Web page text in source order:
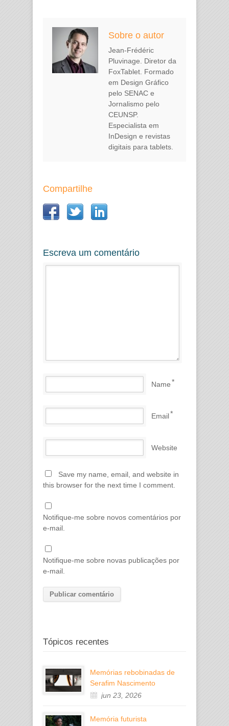
Sobre o autor
Jean-Frédéric
Pluvinage. Diretor da
FoxTablet. Formado
em Design Gráfico
pelo SENAC e
Jornalismo pelo
CEUNSP.
Especialista em
InDesign e revistas
digitais para tablets.
Compartilhe
Escreva um comentário
Name*
Email*
Website
Save my name, email, and website in
this browser for the next time I comment.
Notifique-me sobre novos comentários por
e-mail.
Notifique-me sobre novas publicações por
e-mail.
Tópicos recentes
Memórias rebobinadas de
Serafim Nascimento
jun 23, 2026
Memória futurista